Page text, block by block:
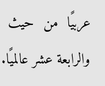
عربيًا من حيث
والرابعة عشر عالميًا.